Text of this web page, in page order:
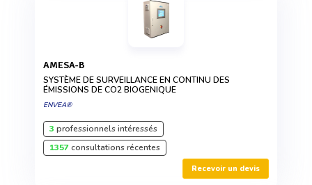
AMESA-B
SYSTÈME DE SURVEILLANCE EN CONTINU DES
ÉMISSIONS DE CO2 BIOGENIQUE
ENVEA®
3 professionnels intéressés
1357consultations récentes
Recevoir un devis